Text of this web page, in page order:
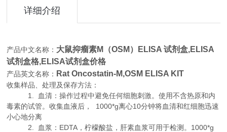
详细介绍
产品中文名称： 大鼠抑瘤素M（OSM）ELISA 试剂盒,ELISA
试剂盒格,ELISA试剂盒价格
产品英文名称： Rat Oncostatin-M,OSM ELISA KIT
收集样品、处理及保存方法：
1. 血清：操作过程中避免任何细胞刺激。使用不含热原和内
毒素的试管。收集血液后， 1000*g离心10分钟将血清和红细胞迅速
小心地分离
2. 血浆：EDTA，柠檬酸盐，肝素血浆可用于检测。1000*g